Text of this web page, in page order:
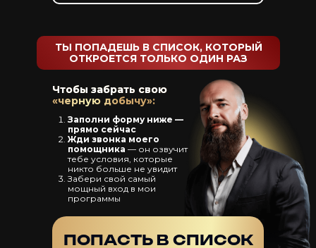
Заполни форму ниже —
прямо сейчас
Жди звонка моего
помощника — он озвучит
тебе условия, которые
никто больше не увидит
Забери свой самый
мощный вход в мои
программы
Чтобы забрать свою
«черную добычу»:
ТЫ ПОПАДЕШЬ В СПИСОК, КОТОРЫЙ
ОТКРОЕТСЯ ТОЛЬКО ОДИН РАЗ
ПОПАСТЬ В СПИСОК
E-mail: info@dima-vystrel.ru